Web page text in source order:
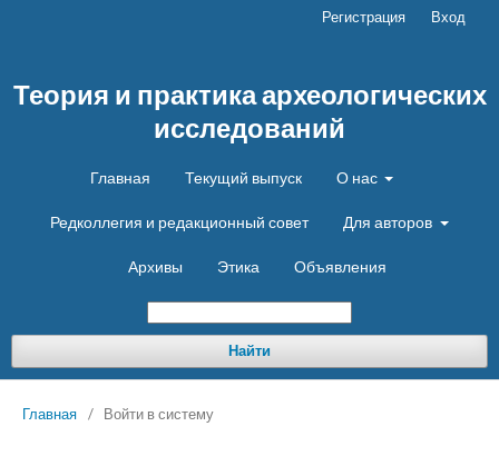
Теория и практика археологических
исследований
Главная Текущий выпуск О нас
Редколлегия и редакционный совет Для авторов
Архивы Этика Объявления
Найти
Регистрация Вход
Главная / Войти в систему